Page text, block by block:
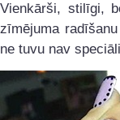
Vienkārši, stilīgi,
zīmējuma
ne tuvu nav